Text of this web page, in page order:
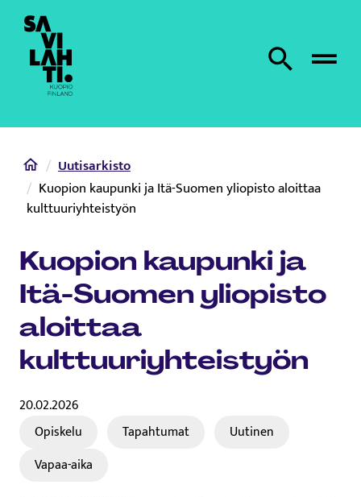
Etusivulle
Etsi sivustolta
HomeUutisarkisto
Kuopion kaupunki ja Itä-Suomen yliopisto aloittaa
kulttuuriyhteistyön
Kuopion kaupunki ja
Itä-Suomen yliopisto
aloittaa
kulttuuriyhteistyön
20.02.2026
Opiskelu Tapahtumat
Uutinen
Vapaa-aika